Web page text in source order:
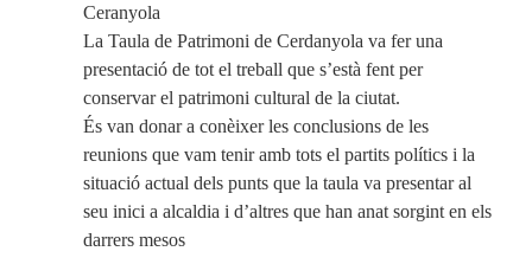
Ceranyola
La Taula de Patrimoni de Cerdanyola va fer una
presentació de tot el treball que s’està fent per
conservar el patrimoni cultural de la ciutat.
És van donar a conèixer les conclusions de les
reunions que vam tenir amb tots el partits polítics i la
situació actual dels punts que la taula va presentar al
seu inici a alcaldia i d’altres que han anat sorgint en els
darrers mesos